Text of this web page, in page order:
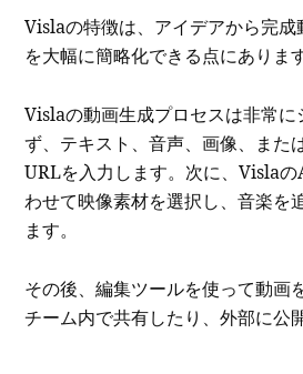
Vislaの特徴は、アイデアから完成
を大幅に簡略化できる点にあります
Vislaの動画生成プロセスは非常に
ず、テキスト、音声、画像、また
URLを入力します。次に、Visla
わせて映像素材を選択し、音楽を
ます。
その後、編集ツールを使って動画
チーム内で共有したり、外部に公